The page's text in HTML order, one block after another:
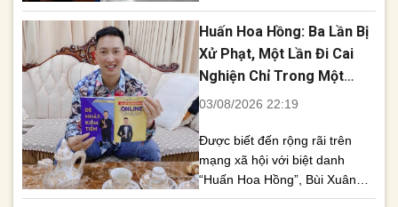
gái bày tỏ nguyện vọng được
nên duyên với người yêu đang
bị tạm giam. Sau khi xem xét
đầy đủ các điều kiện theo quy
chức năng đã [...]
Huấn Hoa Hồng: Ba Lần Bị
Xử Phạt, Một Lần Đi Cai
Nghiện Chỉ Trong Một
Năm
03/08/2026 22:19
Được biết đến rộng rãi trên
mạng xã hội với biệt danh
“Huấn Hoa Hồng”, Bùi Xuân
Huấn từng thu hút lượng lớn